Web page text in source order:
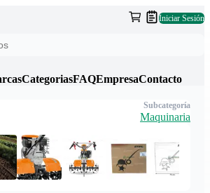
Iniciar Sesión
CategoriasFAQEmpresaContacto
Subcategoría
Maquinaria